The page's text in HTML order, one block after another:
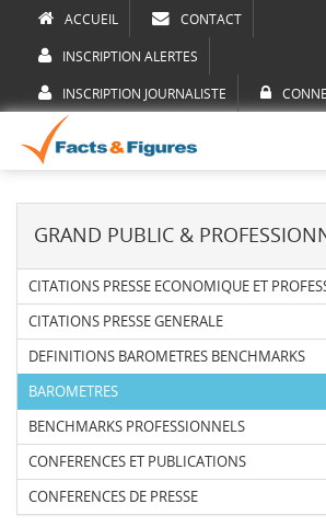
ACCUEIL CONTACT
INSCRIPTION ALERTES
INSCRIPTION JOURNALISTE
GRAND PUBLIC &
CITATIONS PRESSE ECONOMIQUE ET
CITATIONS PRESSE GENERALE
DEFINITIONS BAROMETRES BENCHMARKS
BAROMETRES
BENCHMARKS PROFESSIONNELS
CONFERENCES ET PUBLICATIONS
CONFERENCES DE PRESSE